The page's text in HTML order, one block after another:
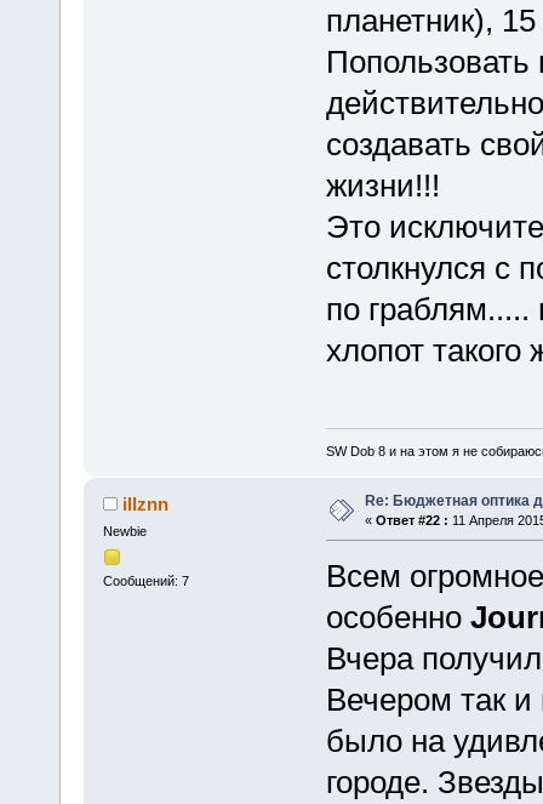
планетник),
создавать
жизни!!!
Это
столкнулся с
по граблям.....
хлопот
SW Dob 8 и на этом я не
illznn
Newbie
Сообщений: 7
Re: Бюджетная оптика
« Ответ #22 : 11 Апреля
Всем
особенно
Вчера
Вечером так и
было на
городе.